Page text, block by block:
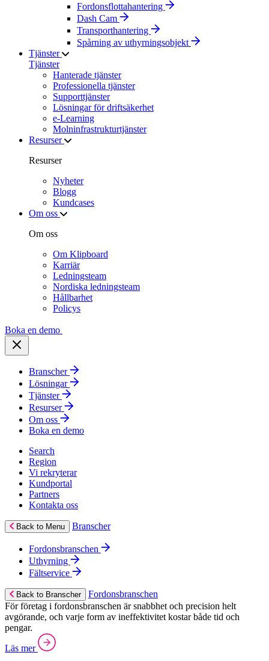
Fordonsflottahantering
Dash Cam
Transporthantering
Spårning av uthyrningsobjekt
Tjänster
Tjänster
Hanterade tjänster
Professionella tjänster
Supporttjänster
Lösningar för driftsäkerhet
e-Learning
Molninfrastrukturtjänster
Resurser
Resurser
Nyheter
Blogg
Kundcases
Om oss
Om oss
Om Klipboard
Karriär
Ledningsteam
Nordiska ledningsteam
Hållbarhet
Policys
Boka en demo
Branscher
Lösningar
Tjänster
Resurser
Om oss
Boka en demo
Search
Region
Vi rekryterar
Kundportal
Partners
Kontakta oss
Back to Menu Branscher
Fordonsbranschen
Uthyrning
Fältservice
Back to Branscher
Fordonsbranschen
För företag i fordonsbranschen är snabbhet och precision helt
avgörande, och varje form av ineffektivitet kostar både tid och
pengar.
Läs mer